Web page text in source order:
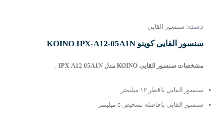
دسته: سنسور القایی
سنسور القایی کوینو KOINO IPX-A12-05A1N
مشخصات سنسور القایی KOINO مدل IPX-A12-05A1N :
سنسور القایی با قطر ۱۲ میلیمتر
سنسور القایی با فاصله تشخیص ۵ میلیمتر